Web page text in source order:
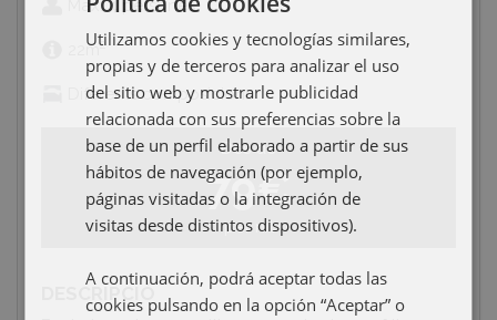
Max. 4 persones
22m2
Diferents composicions
Des de
79€
per nit
DESCRIPCIÓ
SPANISH
ENGLISH
FRENCH
GERMAN
Utilizamos cookies y tecnologías similares,
propias y de terceros para analizar el uso
del sitio web y mostrarle publicidad
relacionada con sus preferencias sobre la
base de un perfil elaborado a partir de sus
hábitos de navegación (por ejemplo,
páginas visitadas o la integración de
visitas desde distintos dispositivos).
A continuación, podrá aceptar todas las
cookies pulsando en la opción “Aceptar” o